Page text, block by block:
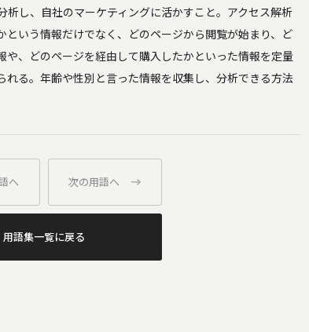
し、自社のマーケティングに活かすこと。アクセス解析
いう情報だけでなく、どのページから閲覧が始まり、ど
、どのページを経由して購入したかといった情報を定量
る。年齢や性別と言った情報を収集し、分析できる方法
へ 次の用語へ
用語集一覧に戻る